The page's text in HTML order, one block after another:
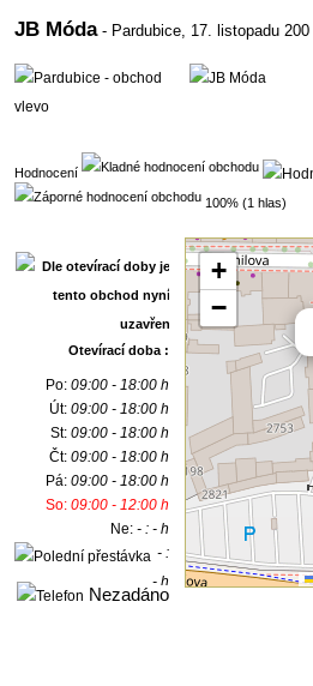
JB Móda- Pardubice, 17. listopadu 200
Hodnocení
100% (1 hlas)
Otevírací doba :
Po:09:00 - 18:00 h
Út:09:00 - 18:00 h
St:09:00 - 18:00 h
Čt:09:00 - 18:00 h
Pá:09:00 - 18:00 h
So:09:00 - 12:00 h
Ne:- : - h
- :
- h
Nezadáno
+
−